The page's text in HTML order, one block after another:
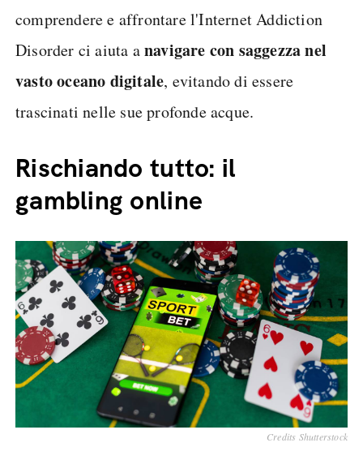
comprendere e affrontare l'Internet Addiction
Disorder ci aiuta anavigare con saggezza nel
vasto oceano digitale, evitando di essere
trascinati nelle sue profonde acque.
Rischiando tutto: il
gambling online
Credits Shutterstock